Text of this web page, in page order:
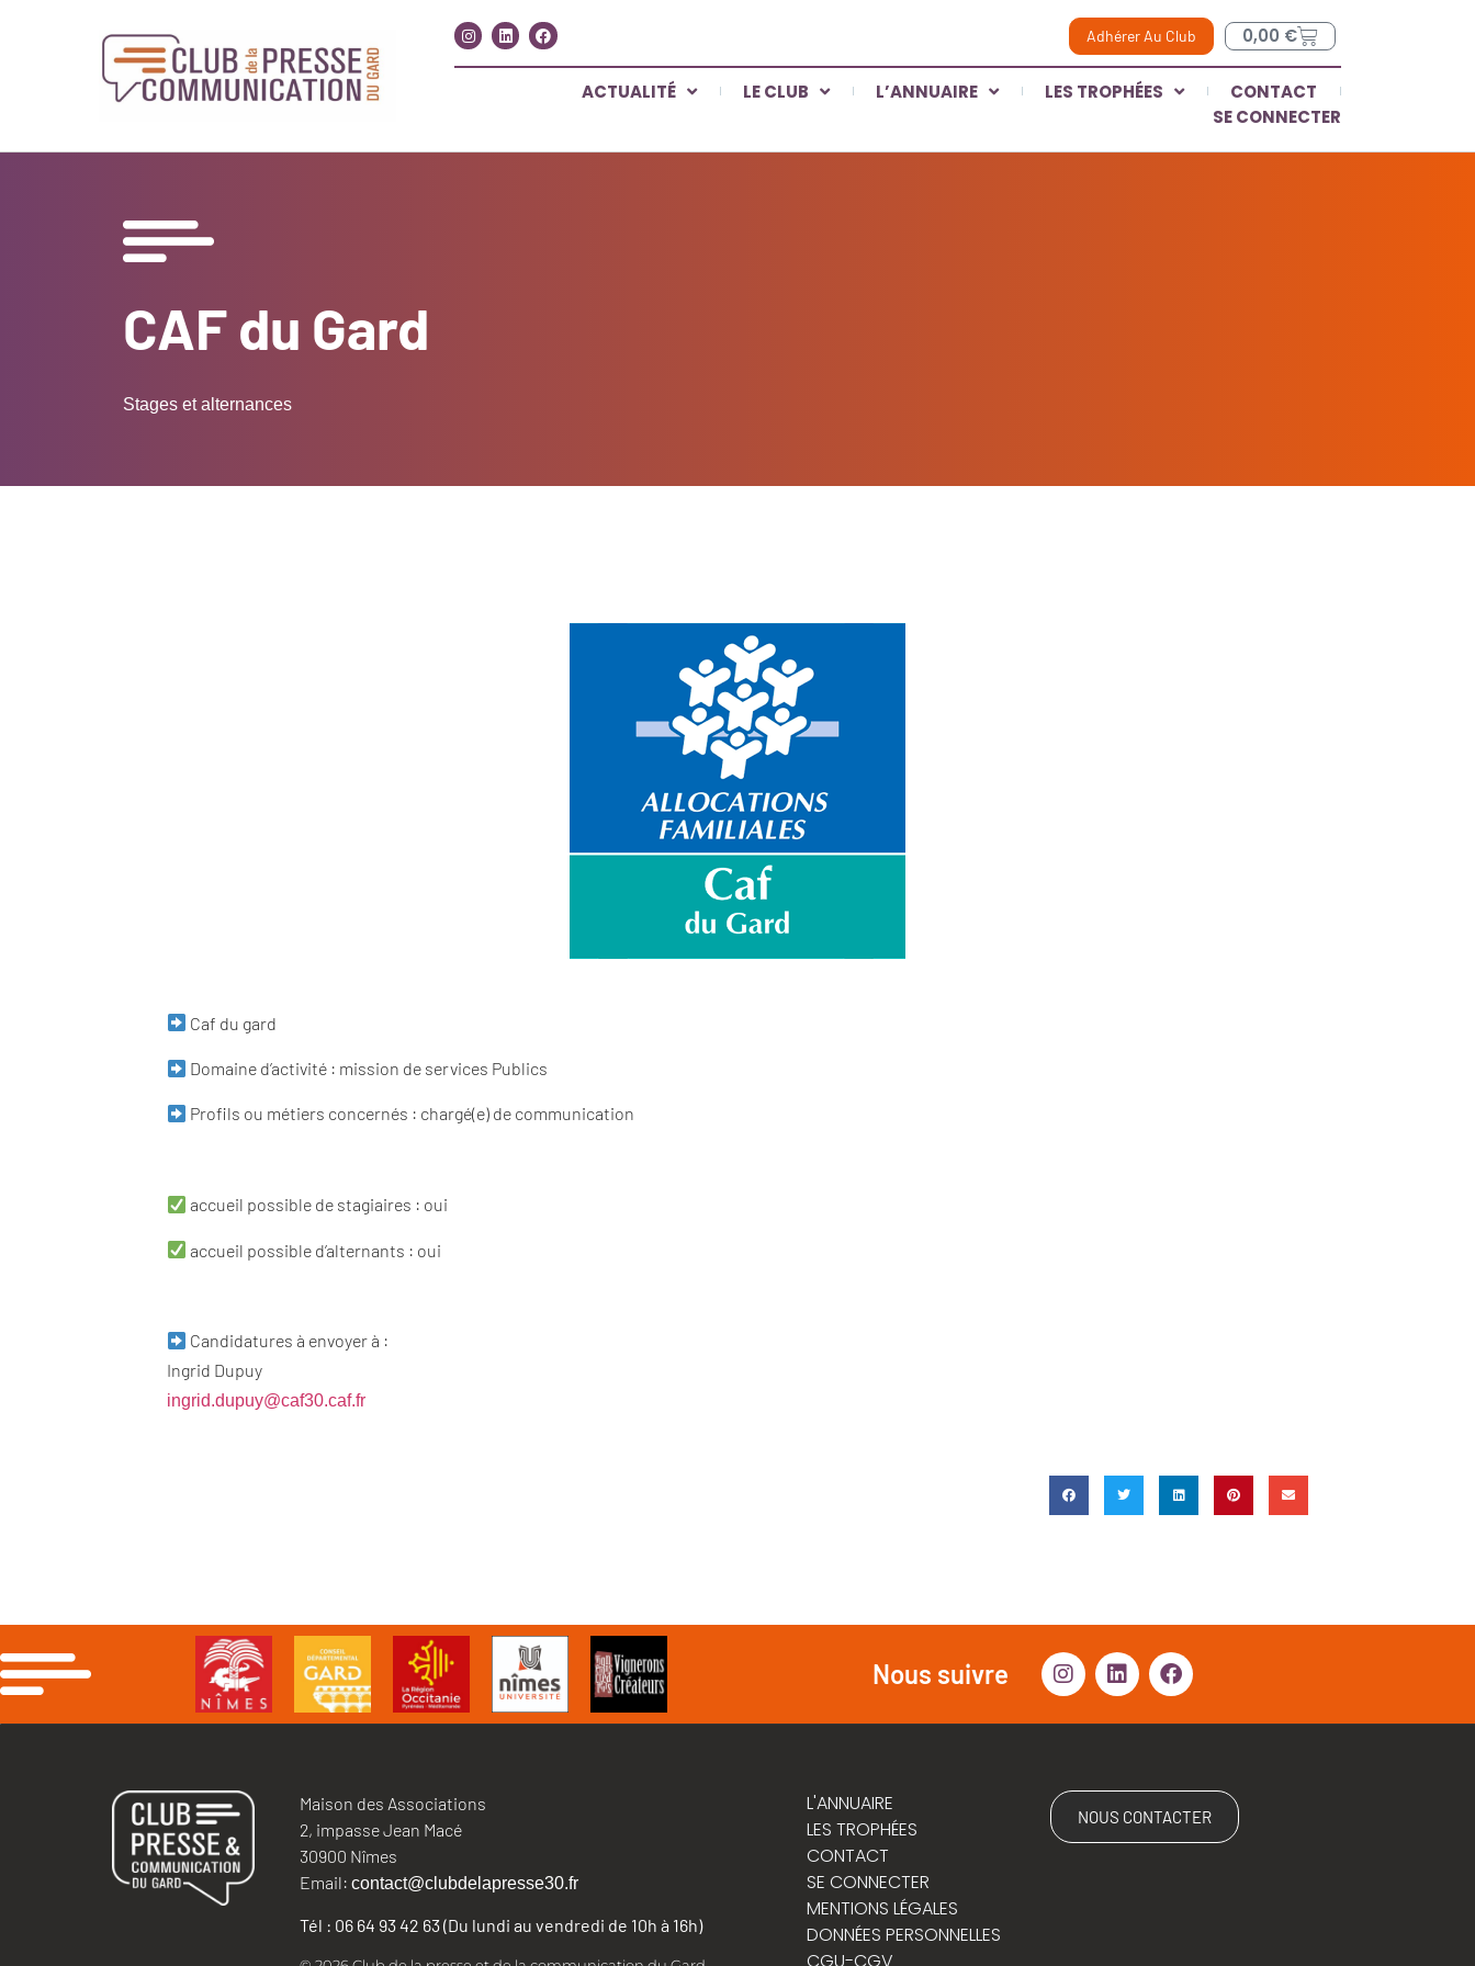
Adhérer Au Club 0,00 €
ACTUALITÉ LE CLUB L’ANNUAIRE LES TROPHÉES
CONTACT
SE CONNECTER
CAF du Gard
Stages et alternances
Caf du gard
Domaine d’activité : mission de services Publics
Profils ou métiers concernés : chargé(e) de communication
accueil possible de stagiaires : oui
accueil possible d’alternants : oui
Candidatures à envoyer à :
Ingrid Dupuy
ingrid.dupuy@caf30.caf.fr
Nous suivre
Maison des Associations
2, impasse Jean Macé
30900 Nîmes
Email: contact@clubdelapresse30.fr
Tél : 06 64 93 42 63 (Du lundi au vendredi de 10h à 16h)
L'ANNUAIRE
LES TROPHÉES
CONTACT
SE CONNECTER
MENTIONS LÉGALES
DONNÉES PERSONNELLES
CGU-CGV
NOUS CONTACTER